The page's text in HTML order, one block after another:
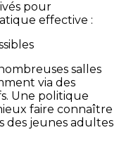
pour
effective :
salles
via des
Une politique
faire connaître
des jeunes adultes